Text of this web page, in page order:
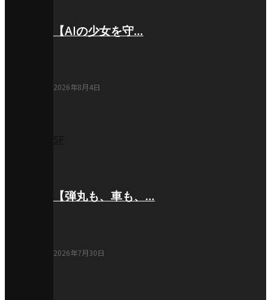
【AIの少女を守…
2026年8月4日
【弾丸も、車も、…
2026年7月30日